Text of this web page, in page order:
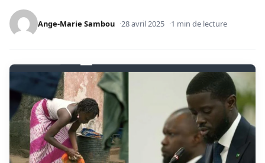
Ange-Marie Sambou 28 avril 2025 1 min de lecture